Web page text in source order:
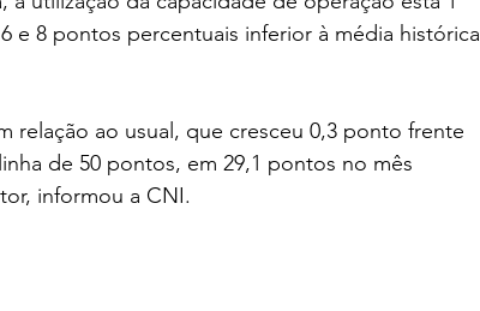
e 8 pontos percentuais inferior à média histórica
relação ao usual, que cresceu 0,3 ponto frente
de 50 pontos, em 29,1 pontos no mês
informou a CNI.